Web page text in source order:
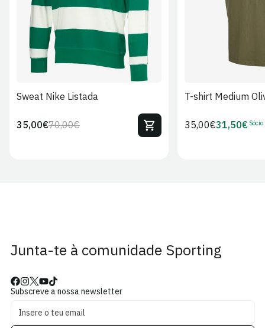
Sweat Nike Listada
Preço
70,00€Preço
35,00€
T-shirt Medium
Preço
35,00€Preço
31,50€ Sócio
Junta-te à comunidade Sporting
Subscreve a nossa newsletter